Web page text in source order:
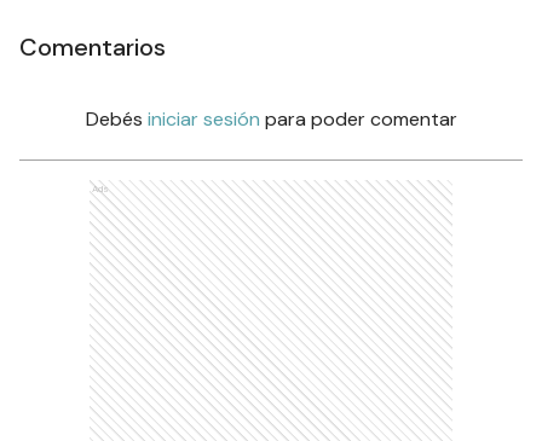
Comentarios
Debés iniciar sesión para poder comentar
Ads